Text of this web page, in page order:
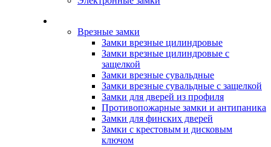
Врезные замки
Замки врезные цилиндровые
Замки врезные цилиндровые с
защелкой
Замки врезные сувальдные
Замки врезные сувальдные с защелкой
Замки для дверей из профиля
Противопожарные замки и антипаника
Замки для финских дверей
Замки с крестовым и дисковым
ключом